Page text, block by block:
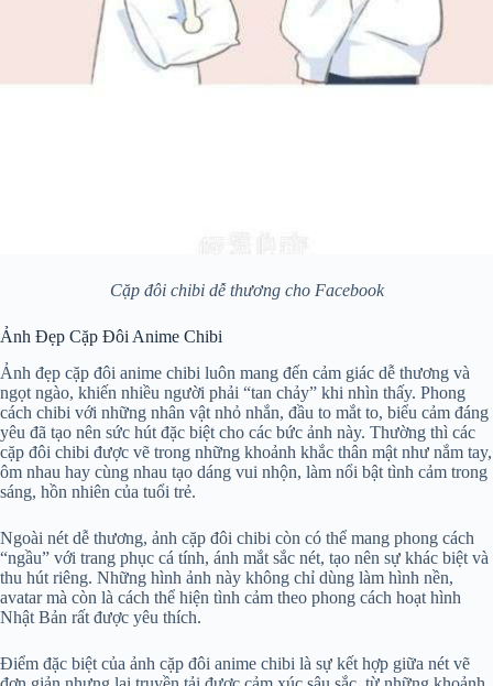
Cặp đôi chibi dễ thương cho Facebook
Ảnh Đẹp Cặp Đôi Anime Chibi
Ảnh đẹp cặp đôi anime chibi luôn mang đến cảm giác dễ thương và
ngọt ngào, khiến nhiều người phải “tan chảy” khi nhìn thấy. Phong
cách chibi với những nhân vật nhỏ nhắn, đầu to mắt to, biểu cảm đáng
yêu đã tạo nên sức hút đặc biệt cho các bức ảnh này. Thường thì các
cặp đôi chibi được vẽ trong những khoảnh khắc thân mật như nắm tay,
ôm nhau hay cùng nhau tạo dáng vui nhộn, làm nổi bật tình cảm trong
sáng, hồn nhiên của tuổi trẻ.
Ngoài nét dễ thương, ảnh cặp đôi chibi còn có thể mang phong cách
“ngầu” với trang phục cá tính, ánh mắt sắc nét, tạo nên sự khác biệt và
thu hút riêng. Những hình ảnh này không chỉ dùng làm hình nền,
avatar mà còn là cách thể hiện tình cảm theo phong cách hoạt hình
Nhật Bản rất được yêu thích.
Điểm đặc biệt của ảnh cặp đôi anime chibi là sự kết hợp giữa nét vẽ